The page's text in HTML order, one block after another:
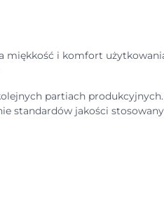
miękkość i komfort
partiach
standardów jakości